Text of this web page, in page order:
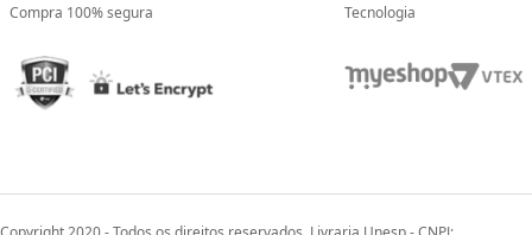
Compra 100% segura Tecnologia